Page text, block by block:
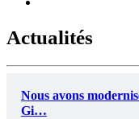
Actualités
Nous avons
Gi…